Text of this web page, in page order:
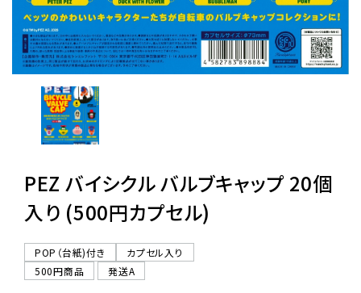
よくあるご質問
06-6282-7659
PEZ バイシクル バルブキャップ 20個
入り (500円カプセル)
POP（台紙)付き
カプセル入り
500円商品
発送A